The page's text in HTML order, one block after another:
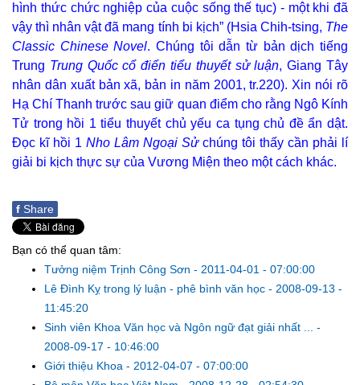
hình thức chức nghiệp của cuộc sống thế tục) - một khi đã
vậy thì nhân vật đã mang tính bi kịch” (Hsia Chih-tsing, The
Classic Chinese Novel. Chúng tôi dẫn từ bản dịch tiếng
Trung Trung Quốc cổ điển tiểu thuyết sử luận, Giang Tây
nhân dân xuất bản xã, bản in năm 2001, tr.220). Xin nói rõ
Hạ Chí Thanh trước sau giữ quan điểm cho rằng Ngô Kính
Tử trong hồi 1 tiểu thuyết chủ yếu ca tụng chủ đề ẩn dật.
Đọc kĩ hồi 1 Nho Lâm Ngoại Sửchúng tôi thấy cần phải lí
giải bi kịch thực sự của Vương Miện theo một cách khác.
f Share
Bạn có thể quan tâm:
Tưởng niệm Trịnh Công Sơn - 2011-04-01 - 07:00:00
Lê Đình Kỵ trong lý luận - phê bình văn học - 2008-09-13 -
11:45:20
Sinh viên Khoa Văn học và Ngôn ngữ đạt giải nhất ... -
2008-09-17 - 10:46:00
Giới thiệu Khoa - 2012-04-07 - 07:00:00